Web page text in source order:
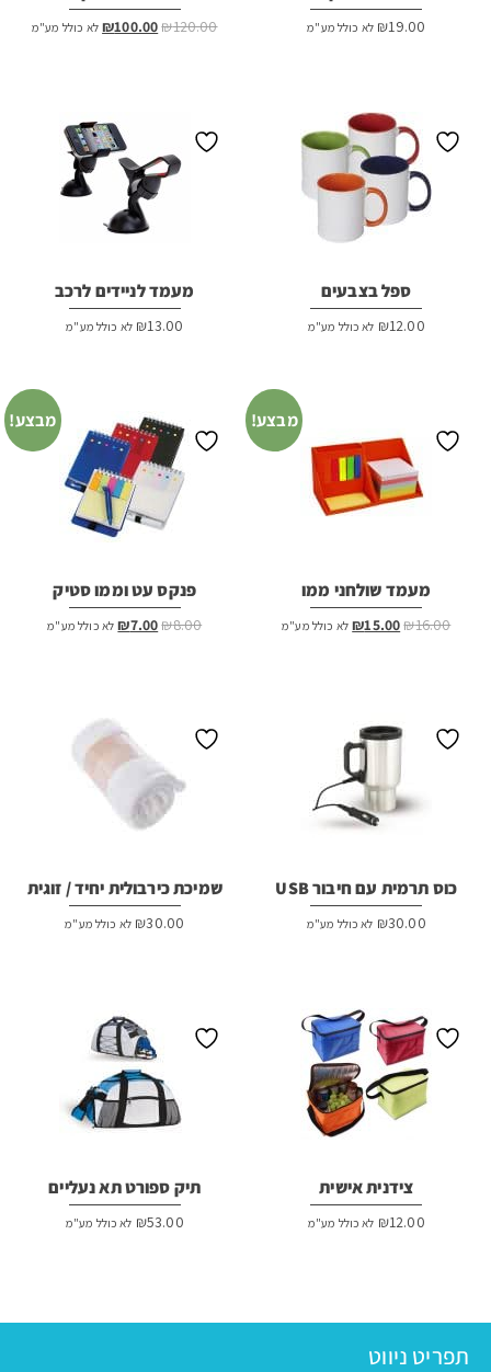
₪19.00 לא כולל מע"מ ₪120.00
המחיר ₪100.00 המחיר
לא כולל מע"מ
ספל בצבעים
₪12.00 לא כולל מע"מ
מעמד לניידים לרכב
₪13.00 לא כולל מע"מ
מבצע!
מעמד שולחני ממו
₪16.00
המחיר₪15.00 המחיר
לא כולל מע"מ
מבצע!
פנקס עט וממו סטיק
₪8.00
המחיר
₪7.00 המחיר
לא כולל מע"מ
כוס תרמית עם חיבור USB
₪30.00 לא כולל מע"מ
שמיכת כירבולית יחיד / זוגית
₪30.00 לא כולל מע"מ
צידנית אישית
₪12.00 לא כולל מע"מ
תיק ספורט תא נעליים
₪53.00 לא כולל מע"מ
תפריט ניווט